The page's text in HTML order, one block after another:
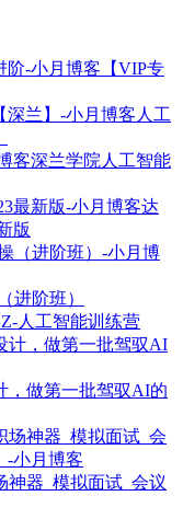
【VIP专
人工
深兰学院人工智能
达
版
进阶班）
人工智能训练营
，做第一批驾驭AI的
器_模拟面试_会议